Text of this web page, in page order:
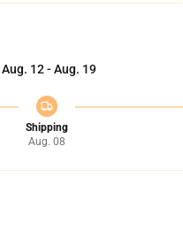
Aug. 12 - Aug. 19
Shipping
Aug. 08